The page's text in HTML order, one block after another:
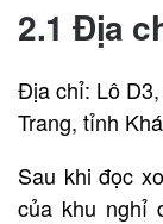
2.1 Địa
Địa chỉ: Lô
Trang, tỉnh
Sau khi đọc
của khu nghỉ